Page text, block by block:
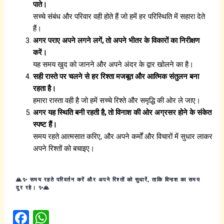
पाते।
सच्चे संबंध और परिवार वही होते हैं जो हमें हर परिस्थिति में सहारा देते
हैं।
अगर पराए अपने लगने लगें, तो अपने भीतर के विकारों का निरीक्षण
करें।
यह समय खुद को जानने और अपने अंदर के द्वार खोलने का है।
सही रास्ते पर चलने से हर रिश्ता मजबूत और आत्मिक संतुलन बना
रहता है।
हमारा रास्ता वही है जो हमें सच्चे रिश्ते और समृद्धि की ओर ले जाए।
अगर यह स्थिति बनी रहती है, तो विनाश की ओर अग्रसर होने के संकेत
स्पष्ट हैं।
समय रहते आत्मसात करिए, और अपने कर्मों और विचारों में सुधार लाकर
अपने रिश्तों को बचाइए।
🙏✨ समय रहते परिवर्तन करें और अपने रिश्तों को सुधारें, ताकि विनाश का समय
दूर रहे। ✨🙏
F